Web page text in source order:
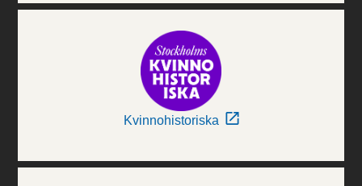
Kvinnohistoriska